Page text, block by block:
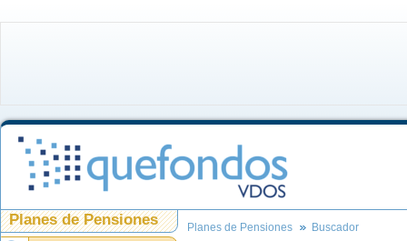
Planes de Pensiones Planes de Pensiones Buscador